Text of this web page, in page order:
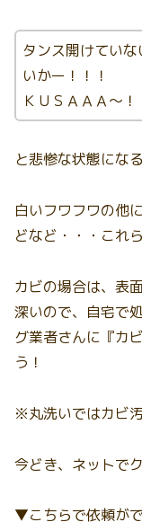
タンス開けてい
いかー！！！
ＫＵＳＡＡＡ～！
と悲惨な状態にな
白いフワフワの他
どなど・・・これ
カビの場合は、表
深いので、自宅で
グ業者さんに『カ
う！
※丸洗いではカビ
今どき、ネットで
▼こちらで依頼が